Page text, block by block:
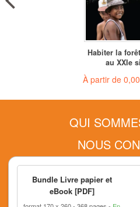
Bundle Livre papier et
eBook [PDF]
Habiter la
au XXIe
À partir de
QUI
NOUS
LETTRE